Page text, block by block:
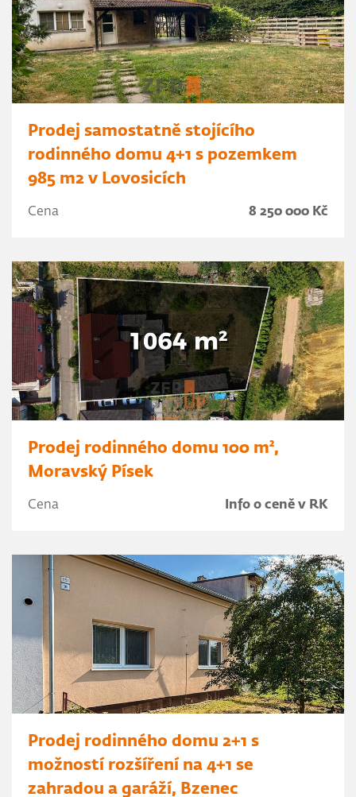
Prodej samostatně stojícího
rodinného domu 4+1 s pozemkem
985 m2 v Lovosicích
Cena 8 250 000 Kč
Prodej rodinného domu 100 m²,
Moravský Písek
Cena Info o ceně v RK
Prodej rodinného domu 2+1 s
možností rozšíření na 4+1 se
zahradou a garáží, Bzenec